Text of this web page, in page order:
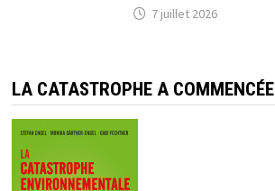
7 juillet 2026
LA CATASTROPHE A COMMENCÉE